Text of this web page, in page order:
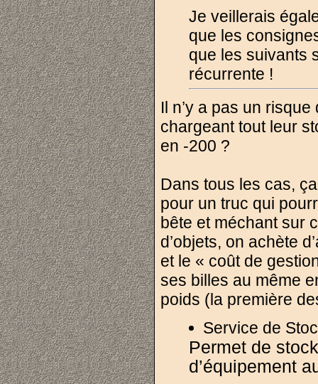
Je veillerais
que les
que les suivants
récurrente !
Il n’y a pas un
chargeant tout leur
en -200 ?
Dans tous les cas,
pour un truc qui
bête et méchant sur
d’objets, on achète
et le « coût de
ses billes au même
poids (la première
Service de
Permet de
d’équipement